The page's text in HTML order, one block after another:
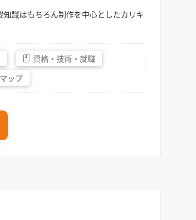
識はもちろん制作を中心としたカリキ
資格・ 技術・ 就職
マップ